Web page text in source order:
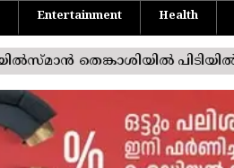
Entertainment Health